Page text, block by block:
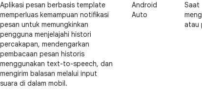
Aplikasi pesan berbasis template
memperluas kemampuan notifikasi
pesan untuk memungkinkan
pengguna menjelajahi histori
percakapan, mendengarkan
pembacaan pesan historis
menggunakan text-to-speech, dan
mengirim balasan melalui input
suara di dalam mobil.
Android
Auto
Saat
atau